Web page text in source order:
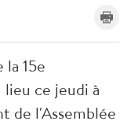
15e
lieu ce jeudi à
de l'Assemblée